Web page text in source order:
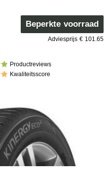
Beperkte voorraad
Adviesprijs € 101.65
Productreviews
Kwaliteitsscore